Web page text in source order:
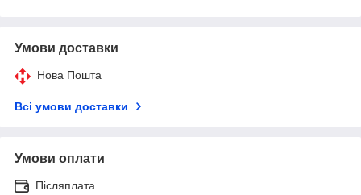
Умови доставки
Нова Пошта
Всі умови доставки
Умови оплати
Післяплата